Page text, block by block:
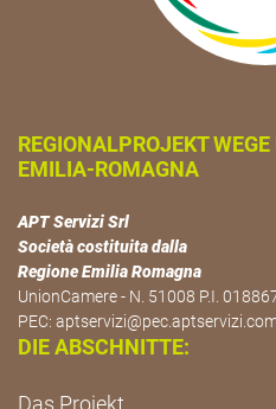
REGIONALPROJEKT
EMILIA-ROMAGNA
APT Servizi Srl
Società costituita dalla
Regione Emilia Romagna
UnionCamere - N. 51008 P.I.
PEC:
DIE ABSCHNITTE:
Das Projekt